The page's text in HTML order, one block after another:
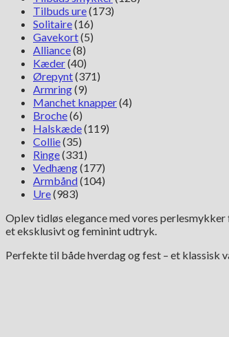
Tilbuds ure(173)
Solitaire(16)
Gavekort(5)
Alliance(8)
Kæder(40)
Ørepynt(371)
Armring(9)
Manchet knapper(4)
Broche(6)
Halskæde(119)
Collie(35)
Ringe(331)
Vedhæng(177)
Armbånd(104)
Ure(983)
Oplev tidløs elegance med vores
et eksklusivt og feminint udtryk.
Perfekte til både hverdag og fest – et klassisk